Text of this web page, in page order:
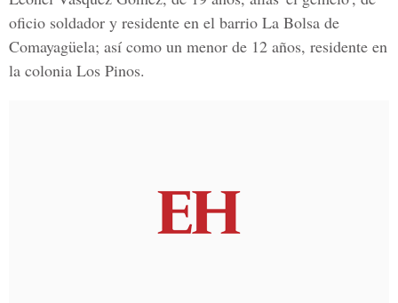
oficio soldador y residente en el barrio La Bolsa de
Comayagüela; así como un menor de 12 años, residente en
la colonia Los Pinos.